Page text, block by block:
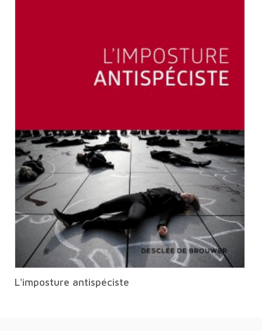
L'imposture antispéciste